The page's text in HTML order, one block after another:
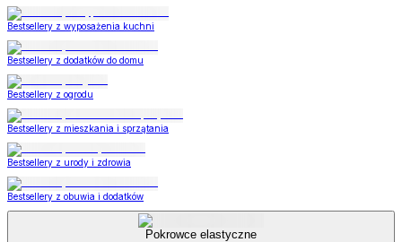
Bestsellery z wyposażenia kuchni
Bestsellery z dodatków do domu
Bestsellery z ogrodu
Bestsellery z mieszkania i sprzątania
Bestsellery z urody i zdrowia
Bestsellery z obuwia i dodatków
Pokrowce elastyczne